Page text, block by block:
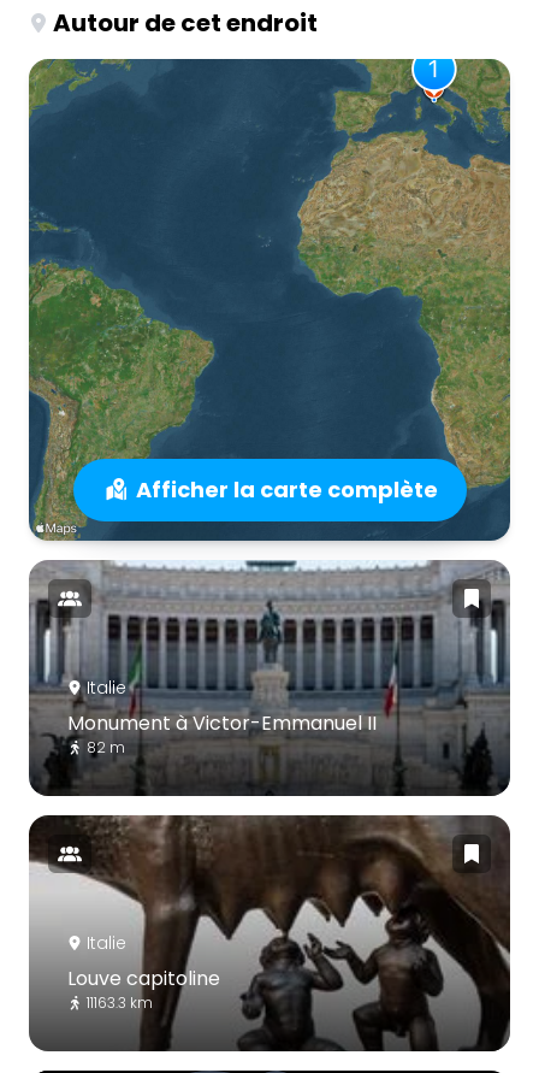
Autour de cet endroit
Afficher la carte complète
Italie
Monument à Victor-Emmanuel II
82 m
Italie
Louve capitoline
11163.3 km